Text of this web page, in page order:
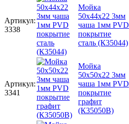
Артикул:
3338
Мойка
50х44х22 3мм
чаша 1мм PVD
покрытие
сталь (К35044)
Артикул:
3341
Мойка
50х50х22 3мм
чаша 1мм PVD
покрытие
графит
(К35050В)